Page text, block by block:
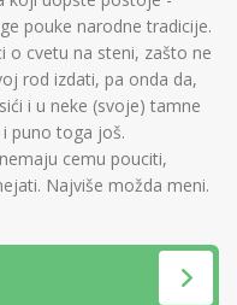
pouke narodne tradicije.
o cvetu na steni, zašto ne
rod izdati, pa onda da,
i u neke (svoje) tamne
puno toga još.
cemu pouciti,
Najviše možda meni.